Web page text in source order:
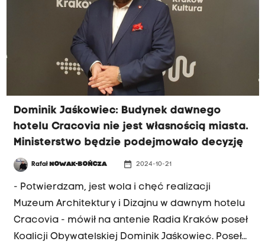
przyczyn formalnych - jako prezes IPN. Widać
zresztą, że IPN zaangażował się już w jego
kampanię - mówił poseł Jaśkowiec w porannej
rozmowie Radia Kraków.
Dominik Jaśkowiec: Budynek dawnego
hotelu Cracovia nie jest własnością miasta.
Ministerstwo będzie podejmowało decyzję
Rafał NOWAK-BOŃCZA date_range 2024-10-21
- Potwierdzam, jest wola i chęć realizacji
Muzeum Architektury i Dizajnu w dawnym hotelu
Cracovia - mówił na antenie Radia Kraków poseł
Koalicji Obywatelskiej Dominik Jaśkowiec. Poseł